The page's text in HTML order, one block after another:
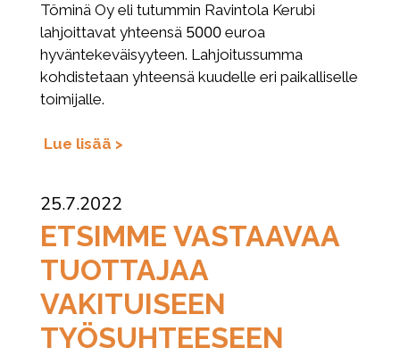
Töminä Oy eli tutummin Ravintola Kerubi
lahjoittavat yhteensä 5000 euroa
hyväntekeväisyyteen. Lahjoitussumma
kohdistetaan yhteensä kuudelle eri paikalliselle
toimijalle.
Lue lisää >
25.7.2022
ETSIMME VASTAAVAA
TUOTTAJAA
VAKITUISEEN
TYÖSUHTEESEEN